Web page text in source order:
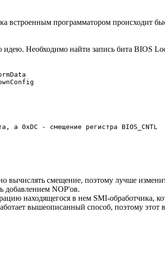
встроенным программатором происходит
идею. Необходимо найти запись бита BIOS
0xDC - смещение регистра BIOS_CNTL
вычислять смещение, поэтому лучше
добавлением NOP'ов.
находящегося в нем SMI-обработчика,
вышеописанный способ, поэтому этот